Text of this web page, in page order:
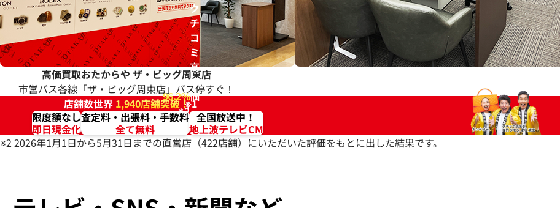
高価買取おたからやザ・ビッグ周東店
市営バス各線「ザ・ビッグ周東店」バス停すぐ！
店舗数世界 1,940店舗突破！※1
ク
チ
コ
ミ
高
評
価
96.2%
※2
限度額なし
即日現金化
査定料・出張料・手数料
全て無料
全国放送中！
地上波テレビCM
※2 2026年1月1日から5月31日までの直営店（422店舗）にいただいた評価をもとに出した結果です。